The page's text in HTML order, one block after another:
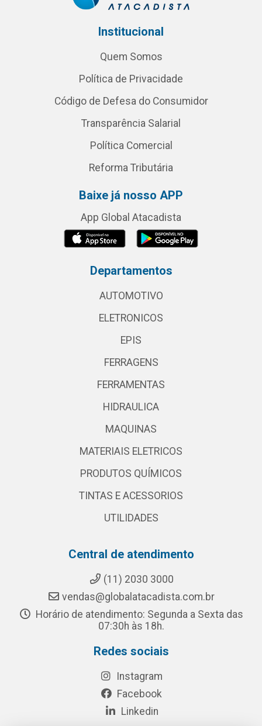
Institucional
Quem Somos
Política de Privacidade
Código de Defesa do Consumidor
Transparência Salarial
Política Comercial
Reforma Tributária
Baixe já nosso APP
App Global Atacadista
Departamentos
AUTOMOTIVO
ELETRONICOS
EPIS
FERRAGENS
FERRAMENTAS
HIDRAULICA
MAQUINAS
MATERIAIS ELETRICOS
PRODUTOS QUÍMICOS
TINTAS E ACESSORIOS
UTILIDADES
Central de atendimento
(11) 2030 3000
vendas@globalatacadista.com.br
Horário de atendimento: Segunda a Sexta das
07:30h às 18h.
Redes sociais
Instagram
Facebook
Linkedin